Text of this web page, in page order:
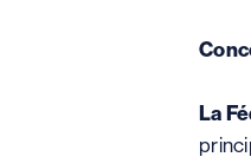
La